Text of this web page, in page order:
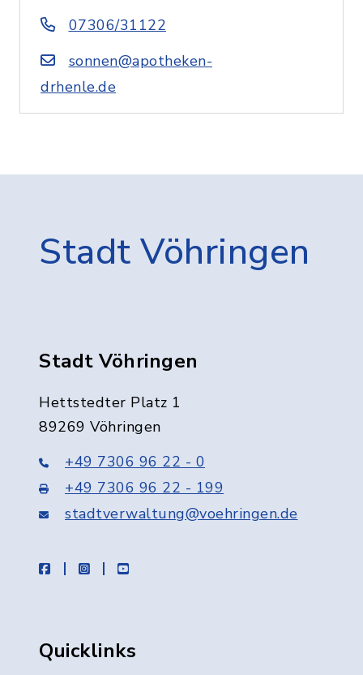
07306/31122
sonnen@apotheken-
drhenle.de
Stadt Vöhringen
Stadt Vöhringen
Hettstedter Platz 1
89269 Vöhringen
+49 7306 96 22 - 0
+49 7306 96 22 - 199
stadtverwaltung@voehringen.de
facebookinstagramyoutube
Quicklinks